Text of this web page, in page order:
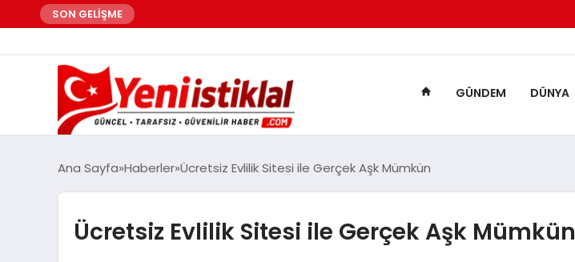
SON GELİŞME
GÜNDEM DÜNYA
Ana Sayfa Haberler Ücretsiz Evlilik Sitesi ile Gerçek Aşk Mümkün
Ücretsiz Evlilik Sitesi ile Gerçek Aşk Mümkün